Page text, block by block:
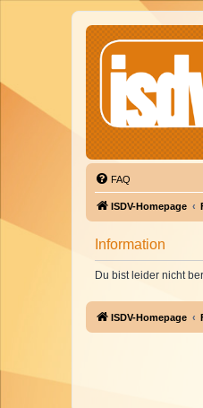
FAQ
ISDV-Homepage
Information
Du bist leider nicht
ISDV-Homepage